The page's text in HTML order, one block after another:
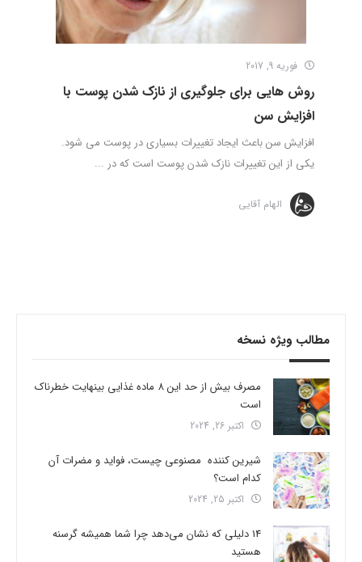
فوریه 9, 2017
روش هایی برای جلوگیری از نازک شدن پوست با
افزایش سن
افزایش سن باعث ایجاد تغییرات بسیاری در پوست می شود.
یکی از این تغییرات نازک شدن پوست است که در ...
الهام آقایی
مطالب ویژه نسخه
مصرف بیش از حد این 8 ماده غذایی بینهایت خطرناک
است
اکتبر 26, 2024
شیرین کننده مصنوعی چیست، فواید و مضرات آن
کدام است؟
اکتبر 25, 2024
14 دلیلی که نشان می‌دهد چرا شما همیشه گرسنه
هستید